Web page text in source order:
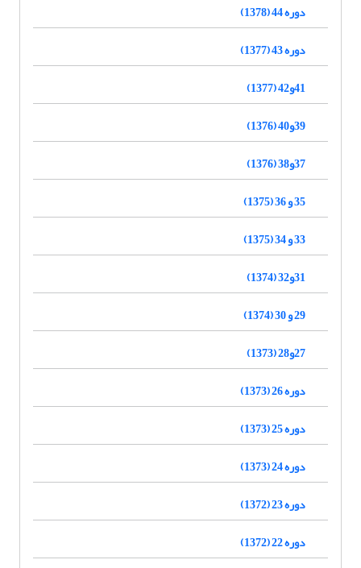
دوره 44 (1378)
دوره 43 (1377)
41و42 (1377)
39و40 (1376)
37و38 (1376)
35 و 36 (1375)
33 و 34 (1375)
31و32 (1374)
29 و 30 (1374)
27و28 (1373)
دوره 26 (1373)
دوره 25 (1373)
دوره 24 (1373)
دوره 23 (1372)
دوره 22 (1372)